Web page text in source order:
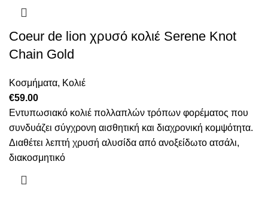
Coeur de lion χρυσό κολιέ Serene Knot
Chain Gold
Κοσμήματα, Κολιέ
€59.00
Εντυπωσιακό κολιέ πολλαπλών τρόπων φορέματος που
συνδυάζει σύγχρονη αισθητική και διαχρονική κομψότητα.
Διαθέτει λεπτή χρυσή αλυσίδα από ανοξείδωτο ατσάλι,
διακοσμητικό